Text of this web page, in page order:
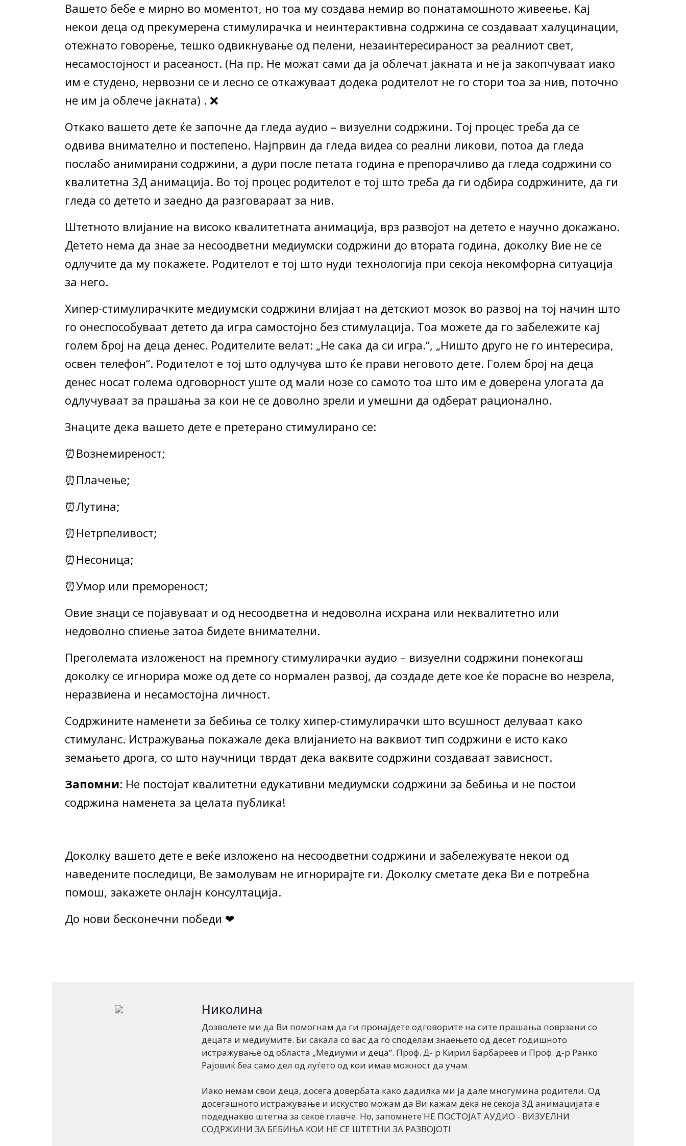
Вашето бебе е мирно во моментот, но тоа му создава немир во понатамошното живеење. Кај
некои деца од прекумерена стимулирачка и неинтерактивна содржина се создаваат халуцинации,
отежнато говорење, тешко одвикнување од пелени, незаинтересираност за реалниот свет,
несамостојност и расеаност. (На пр. Не можат сами да ја облечат јакната и не ја закопчуваат иако
им е студено, нервозни се и лесно се откажуваат додека родителот не го стори тоа за нив, поточно
не им ја облече јакната) . ❌
Откако вашето дете ќе започне да гледа аудио – визуелни содржини. Тој процес треба да се
одвива внимателно и постепено. Најпрвин да гледа видеа со реални ликови, потоа да гледа
послабо анимирани содржини, а дури после петата година е препорачливо да гледа содржини со
квалитетна 3Д анимација. Во тој процес родителот е тој што треба да ги одбира содржините, да ги
гледа со детето и заедно да разговараат за нив.
Штетното влијание на високо квалитетната анимација, врз развојот на детето е научно докажано.
Детето нема да знае за несоодветни медиумски содржини до втората година, доколку Вие не се
одлучите да му покажете. Родителот е тој што нуди технологија при секоја некомфорна ситуација
за него.
Хипер-стимулирачките медиумски содржини влијаат на детскиот мозок во развој на тој начин што
го онеспособуваат детето да игра самостојно без стимулација. Тоа можете да го забележите кај
голем број на деца денес. Родителите велат: „Не сака да си игра.“, „Ништо друго не го интересира,
освен телефон“. Родителот е тој што одлучува што ќе прави неговото дете. Голем број на деца
денес носат голема одговорност уште од мали нозе со самото тоа што им е доверена улогата да
одлучуваат за прашања за кои не се доволно зрели и умешни да одберат рационално.
Знаците дека вашето дете е претерано стимулирано се:
⏰Вознемиреност;
⏰Плачење;
⏰Лутина;
⏰Нетрпеливост;
⏰Несоница;
⏰Умор или премореност;
Овие знаци се појавуваат и од несоодветна и недоволна исхрана или неквалитетно или
недоволно спиење затоа бидете внимателни.
Преголемата изложеност на премногу стимулирачки аудио – визуелни содржини понекогаш
доколку се игнорира може од дете со нормален развој, да создаде дете кое ќе порасне во незрела,
неразвиена и несамостојна личност.
Содржините наменети за бебиња се толку хипер-стимулирачки што всушност делуваат како
стимуланс. Истражувања покажале дека влијанието на ваквиот тип содржини е исто како
земањето дрога, со што научници тврдат дека ваквите содржини создаваат зависност.
Запомни: Не постојат квалитетни едукативни медиумски содржини за бебиња и не постои
содржина наменета за целата публика!
Доколку вашето дете е веќе изложено на несоодветни содржини и забележувате некои од
наведените последици, Ве замолувам не игнорирајте ги. Доколку сметате дека Ви е потребна
помош, закажете онлајн консултација.
До нови бесконечни победи ❤
Николина
Дозволете ми да Ви помогнам да ги пронајдете одговорите на сите прашања поврзани со
децата и медиумите. Би сакала со вас да го споделам знаењето од десет годишното
истражување од областа „Медиуми и деца“. Проф. Д- р Кирил Барбареев и Проф. д-р Ранко
Рајовиќ беа само дел од луѓето од кои имав можност да учам.
Иако немам свои деца, досега довербата како дадилка ми ја дале многумина родители. Од
досегашното истражување и искуство можам да Ви кажам дека не секоја 3Д анимацијата е
подеднакво штетна за секое главче. Но, запомнете НЕ ПОСТОЈАТ АУДИО - ВИЗУЕЛНИ
СОДРЖИНИ ЗА БЕБИЊА КОИ НЕ СЕ ШТЕТНИ ЗА РАЗВОЈОТ!